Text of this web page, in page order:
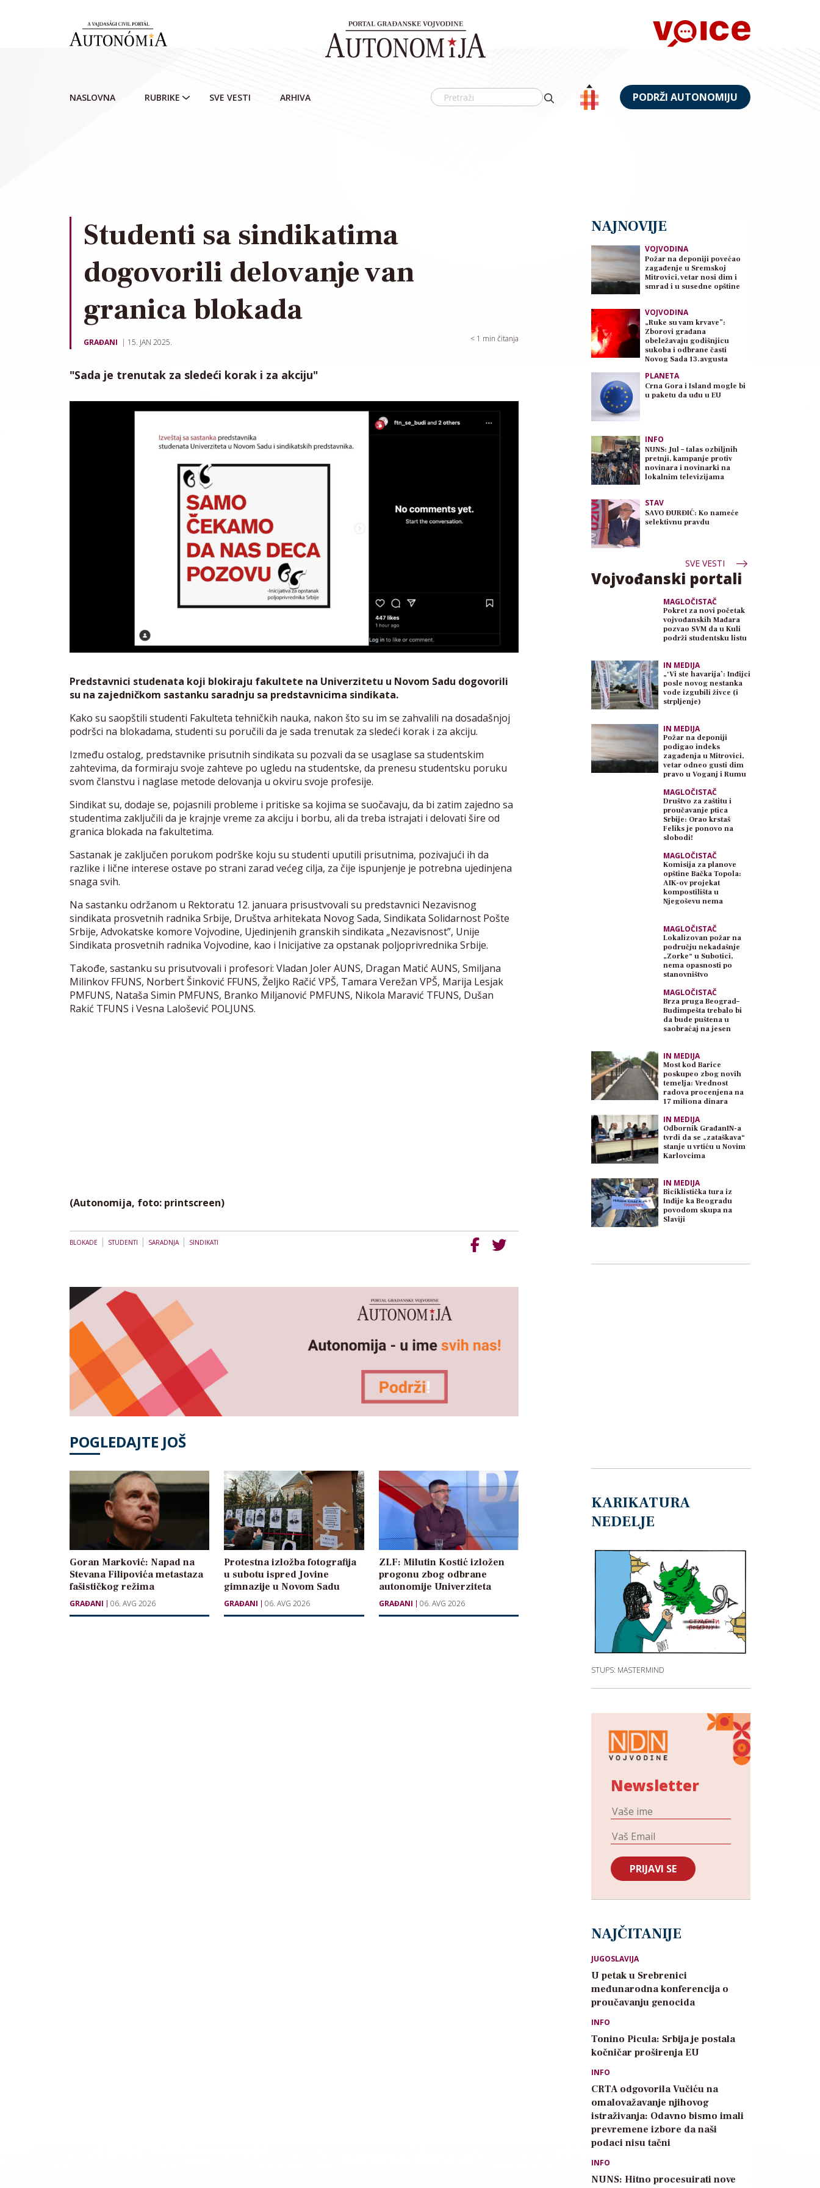
NASLOVNA RUBRIKE SVE VESTI ARHIVA PODRŽI AUTONOMIJU
Studenti sa sindikatima
dogovorili delovanje van
granica blokada
GRAĐANI 15. JAN 2025. < 1 min čitanja
"Sada je trenutak za sledeći korak i za akciju"
Predstavnici studenata koji blokiraju fakultete na Univerzitetu u Novom Sadu dogovorili
su na zajedničkom sastanku saradnju sa predstavnicima sindikata.
Kako su saopštili studenti Fakulteta tehničkih nauka, nakon što su im se zahvalili na dosadašnjoj
podršci na blokadama, studenti su poručili da je sada trenutak za sledeći korak i za akciju.
Između ostalog, predstavnike prisutnih sindikata su pozvali da se usaglase sa studentskim
zahtevima, da formiraju svoje zahteve po ugledu na studentske, da prenesu studentsku poruku
svom članstvu i naglase metode delovanja u okviru svoje profesije.
Sindikat su, dodaje se, pojasnili probleme i pritiske sa kojima se suočavaju, da bi zatim zajedno sa
studentima zaključili da je krajnje vreme za akciju i borbu, ali da treba istrajati i delovati šire od
granica blokada na fakultetima.
Sastanak je zaključen porukom podrške koju su studenti uputili prisutnima, pozivajući ih da
razlike i lične interese ostave po strani zarad većeg cilja, za čije ispunjenje je potrebna ujedinjena
snaga svih.
Na sastanku održanom u Rektoratu 12. januara prisustvovali su predstavnici Nezavisnog
sindikata prosvetnih radnika Srbije, Društva arhitekata Novog Sada, Sindikata Solidarnost Pošte
Srbije, Advokatske komore Vojvodine, Ujedinjenih granskih sindikata „Nezavisnost”, Unije
Sindikata prosvetnih radnika Vojvodine, kao i Inicijative za opstanak poljoprivrednika Srbije.
Takođe, sastanku su prisutvovali i profesori: Vladan Joler AUNS, Dragan Matić AUNS, Smiljana
Milinkov FFUNS, Norbert Šinković FFUNS, Željko Račić VPŠ, Tamara Verežan VPŠ, Marija Lesjak
PMFUNS, Nataša Simin PMFUNS, Branko Miljanović PMFUNS, Nikola Maravić TFUNS, Dušan
Rakić TFUNS i Vesna Lalošević POLJUNS.
(Autonomija, foto: printscreen)
BLOKADE | STUDENTI | SARADNJA| SINDIKATI
POGLEDAJTE JOŠ
Goran Marković: Napad na
Stevana Filipovića metastaza
fašističkog režima
GRAĐANI 06. AVG 2026
Protestna izložba fotografija
u subotu ispred Jovine
gimnazije u Novom Sadu
GRAĐANI 06. AVG 2026
ZLF: Milutin Kostić izložen
progonu zbog odbrane
autonomije Univerziteta
GRAĐANI 06. AVG 2026
NAJNOVIJE
VOJVODINA
Požar na deponiji povećao
zagađenje u Sremskoj
Mitrovici, vetar nosi dim i
smrad i u susedne opštine
VOJVODINA
„Ruke su vam krvave”:
Zborovi građana
obeležavaju godišnjicu
sukoba i odbrane časti
Novog Sada 13.avgusta
PLANETA
Crna Gora i Island mogle bi
u paketu da uđu u EU
INFO
NUNS: Jul – talas ozbiljnih
pretnji, kampanje protiv
novinara i novinarki na
lokalnim televizijama
STAV
SAVO ĐURĐIĆ: Ko nameće
selektivnu pravdu
SVE VESTI
Vojvođanski portali
MAGLOČISTAČ
Pokret za novi početak
vojvođanskih Mađara
pozvao SVM da u Kuli
podrži studentsku listu
IN MEDIJA
„‘Vi ste havarija’: Inđijci
posle novog nestanka
vode izgubili živce (i
strpljenje)
IN MEDIJA
Požar na deponiji
podigao indeks
zagađenja u Mitrovici,
vetar odneo gusti dim
pravo u Voganj i Rumu
MAGLOČISTAČ
Društvo za zaštitu i
proučavanje ptica
Srbije: Orao krstaš
Feliks je ponovo na
slobodi!
MAGLOČISTAČ
Komisija za planove
opštine Bačka Topola:
AIK-ov projekat
kompostilišta u
Njegoševu nema
MAGLOČISTAČ
Lokalizovan požar na
području nekadašnje
„Zorke“ u Subotici,
nema opasnosti po
stanovništvo
MAGLOČISTAČ
Brza pruga Beograd–
Budimpešta trebalo bi
da bude puštena u
saobraćaj na jesen
IN MEDIJA
Most kod Barice
poskupeo zbog novih
temelja: Vrednost
radova procenjena na
17 miliona dinara
IN MEDIJA
Odbornik GrađanIN-a
tvrdi da se „zataškava“
stanje u vrtiću u Novim
Karlovcima
IN MEDIJA
Biciklistička tura iz
Inđije ka Beogradu
povodom skupa na
Slaviji
KARIKATURA
NEDELJE
STUPS: MASTERMIND
Newsletter
NAJČITANIJE
JUGOSLAVIJA
U petak u Srebrenici
međunarodna konferencija o
proučavanju genocida
INFO
Tonino Picula: Srbija je postala
kočničar proširenja EU
INFO
CRTA odgovorila Vučiću na
omalovažavanje njihovog
istraživanja: Odavno bismo imali
prevremene izbore da naši
podaci nisu tačni
INFO
NUNS: Hitno procesuirati nove